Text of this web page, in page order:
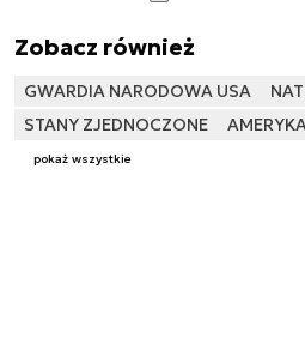
Zobacz również
GWARDIA NARODOWA USA
STANY ZJEDNOCZONE
pokaż wszystkie